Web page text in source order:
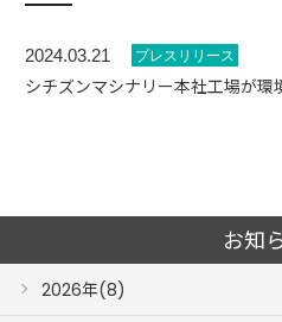
2024.03.21
シチズンマシナリー本社工場が
お知
2026年(8)